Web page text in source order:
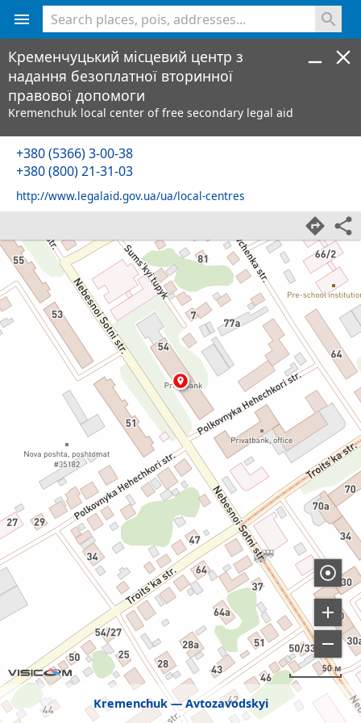
Kremenchuk Avtozavodskyi
50 м
Кременчуцький місцевий центр з
надання безоплатної вторинної
правової допомоги
Kremenchuk local center of free secondary legal aid
+380 (5366) 3-00-38
+380 (800) 21-31-03
http://www.legalaid.gov.ua/ua/local-centres
<% console.log(hcard) %>